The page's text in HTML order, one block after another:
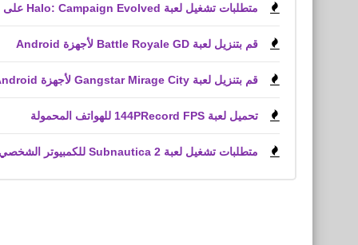
متطلبات تشغيل لعبة Halo: Campaign Evolved على الكمبيوتر الشخصي
قم بتنزيل لعبة Battle Royale GD لأجهزة Android
قم بتنزيل لعبة Gangstar Mirage City لأجهزة Android و iPhone (APK)
تحميل لعبة 144PRecord FPS للهواتف المحمولة
متطلبات تشغيل لعبة Subnautica 2 للكمبيوتر الشخصي